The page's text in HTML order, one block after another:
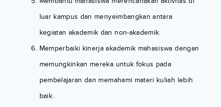
luar kampus dan menyeimbangkan antara
kegiatan akademik dan non-akademik.
Memperbaiki kinerja akademik mahasiswa dengan
memungkinkan mereka untuk fokus pada
pembelajaran dan memahami materi kuliah lebih
baik.